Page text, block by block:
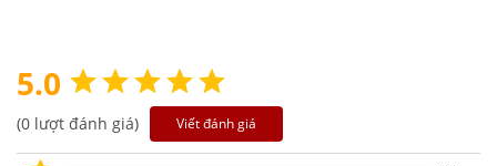
5.0
(0 lượt đánh giá) Viết đánh giá